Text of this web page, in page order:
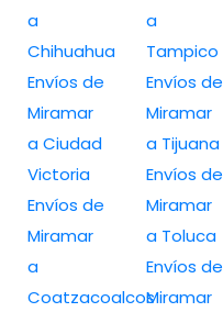
a
Chihuahua
Envíos de
Miramar
a Ciudad
Victoria
Envíos de
Miramar
a
Coatzacoalcos
a
Tampico
Envíos de
Miramar
a Tijuana
Envíos de
Miramar
a Toluca
Envíos de
Miramar